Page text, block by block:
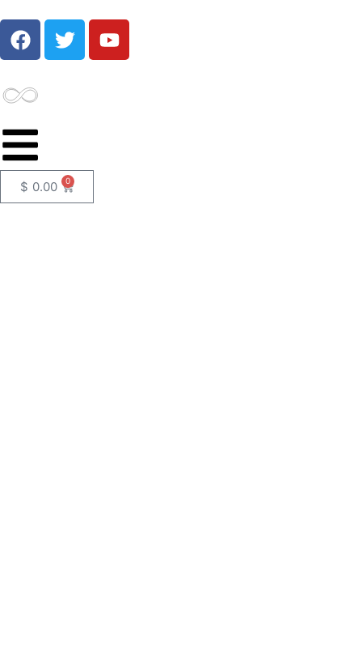
$ 0.00 0